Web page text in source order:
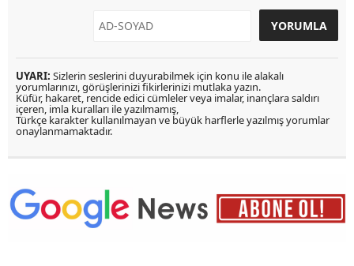
UYARI: Sizlerin seslerini duyurabilmek için konu ile alakalı
yorumlarınızı, görüşlerinizi fikirlerinizi mutlaka yazın.
Küfür, hakaret, rencide edici cümleler veya imalar, inançlara saldırı
içeren, imla kuralları ile yazılmamış,
Türkçe karakter kullanılmayan ve büyük harflerle yazılmış yorumlar
onaylanmamaktadır.